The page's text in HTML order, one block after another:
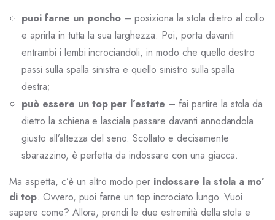
puoi farne un poncho – posiziona la stola dietro al collo
e aprirla in tutta la sua larghezza. Poi, porta davanti
entrambi i lembi incrociandoli, in modo che quello destro
passi sulla spalla sinistra e quello sinistro sulla spalla
destra;
può essere un top per l’estate – fai partire la stola da
dietro la schiena e lasciala passare davanti annodandola
giusto all’altezza del seno. Scollato e decisamente
sbarazzino, è perfetta da indossare con una giacca.
Ma aspetta, c’è un altro modo per indossare la stola a mo’
di top. Ovvero, puoi farne un top incrociato lungo. Vuoi
sapere come? Allora, prendi le due estremità della stola e